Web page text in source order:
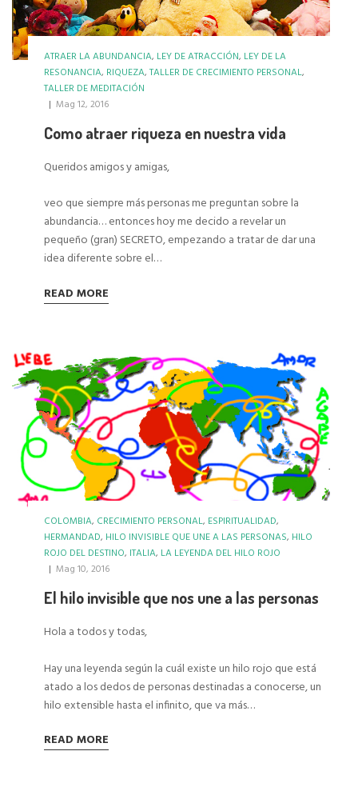
ATRAER LA ABUNDANCIA, LEY DE ATRACCIÓN, LEY DE LA
RESONANCIA, RIQUEZA,TALLER DE CRECIMIENTO PERSONAL,
TALLER DE MEDITACIÓN
| Mag 12, 2016
Como atraer riqueza en nuestra vida
Queridos amigos y amigas,
veo que siempre más personas me preguntan sobre la
abundancia… entonces hoy me decido a revelar un
pequeño (gran) SECRETO, empezando a tratar de dar una
idea diferente sobre el…
READ MORE
COLOMBIA, CRECIMIENTO PERSONAL, ESPIRITUALIDAD,
HERMANDAD, HILO INVISIBLE QUE UNE A LAS PERSONAS, HILO
ROJO DEL DESTINO, ITALIA, LA LEYENDA DEL HILO ROJO
| Mag 10, 2016
El hilo invisible que nos une a las personas
Hola a todos y todas,
Hay una leyenda según la cuál existe un hilo rojo que está
atado a los dedos de personas destinadas a conocerse, un
hilo extensible hasta el infinito, que va más…
READ MORE